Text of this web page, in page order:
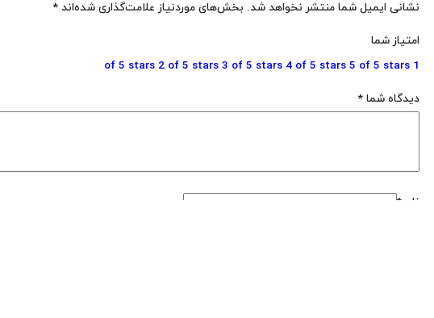
نشانی ایمیل شما منتشر نخواهد شد. بخش‌های موردنیاز علامت‌گذاری شده‌اند *
امتیاز شما
1 of 5 stars
2 of 5 stars 3 of 5 stars 4 of 5 stars 5 of 5 stars
دیدگاه شما *
نام *